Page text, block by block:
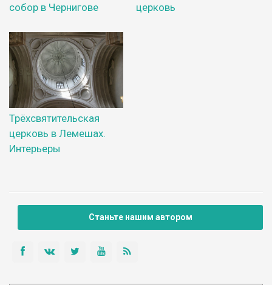
собор в Чернигове
церковь
Трёхсвятительская
церковь в Лемешах.
Интерьеры
Станьте нашим автором